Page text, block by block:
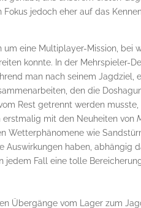
jedoch eher auf das
um eine Multiplayer-Mission, bei
konnte. In der Mehrspieler-
man nach seinem Jagdziel,
den die
Rest getrennt werden
erstmalig mit den Neuheiten von
Wetterphänomene wie
Auswirkungen haben, abhängig
jedem Fall eine tolle
Übergänge vom Lager zum